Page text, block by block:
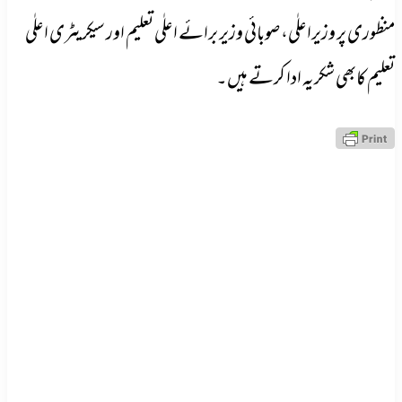
منظوری پر وزیراعلٰی، صوبائی وزیر برائے اعلٰی تعلیم اور سیکریٹری اعلٰی
تعلیم کابھی شکریہ ادا کرتے ہیں۔